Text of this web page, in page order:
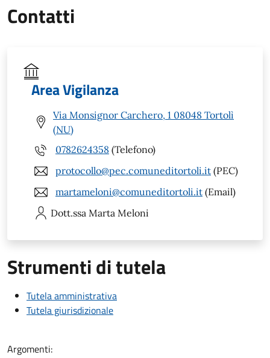
Contatti
Area Vigilanza
Via Monsignor Carchero, 1 08048 Tortolì
(NU)
0782624358 (Telefono)
protocollo@pec.comuneditortoli.it (PEC)
martameloni@comuneditortoli.it (Email)
Dott.ssa Marta Meloni
Strumenti di tutela
Tutela amministrativa
Tutela giurisdizionale
Argomenti: